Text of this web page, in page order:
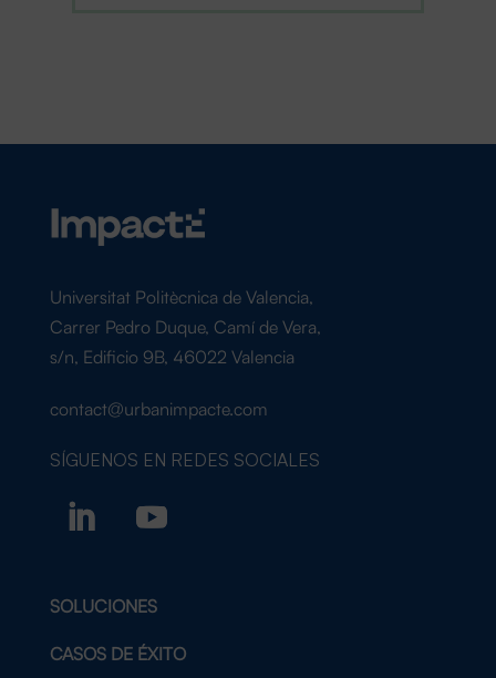
Universitat Politècnica de Valencia,
Carrer Pedro Duque, Camí de Vera,
s/n, Edificio 9B, 46022 Valencia
contact@urbanimpacte.com
SÍGUENOS EN REDES SOCIALES
SOLUCIONES
CASOS DE ÉXITO